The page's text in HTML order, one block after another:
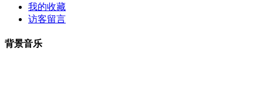
我的收藏
访客留言
背景音乐